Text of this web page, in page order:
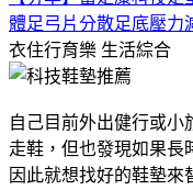
體足弓片分散足底壓力
衣住行育樂 生活綜合
自己目前外出健行或小
走鞋，但也發現如果長
因此就想找好的鞋墊來